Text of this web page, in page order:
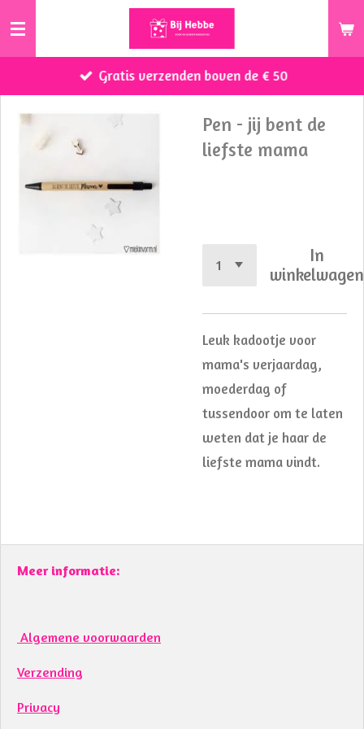
Ga
de
hoofdinhoud
Gratis verzenden boven de € 50
Pen - jij bent de
liefste mama
In
winkelwagen
Leuk kadootje voor
mama's verjaardag,
moederdag of
tussendoor om te laten
weten dat je haar de
liefste mama vindt.
Meer informatie:
Algemene voorwaarden
Verzending
Privacy